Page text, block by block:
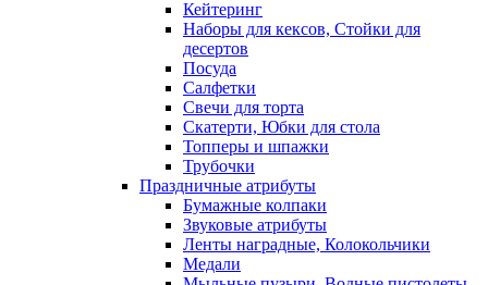
Кейтеринг
Наборы для кексов, Стойки для
десертов
Посуда
Салфетки
Свечи для торта
Скатерти, Юбки для стола
Топперы и шпажки
Трубочки
Праздничные атрибуты
Бумажные колпаки
Звуковые атрибуты
Ленты наградные, Колокольчики
Медали